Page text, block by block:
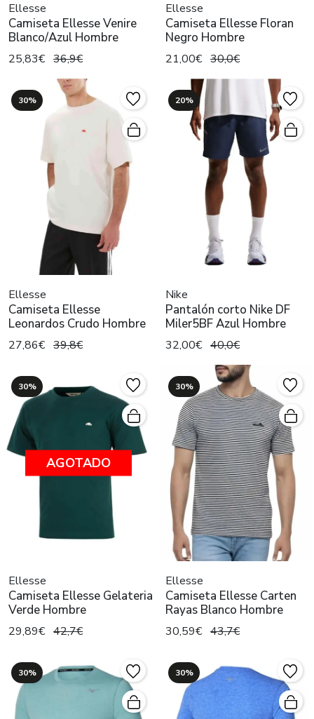
Ellesse
Camiseta Ellesse Venire
Blanco/Azul Hombre
25,83€ 36,9€
Ellesse
Camiseta Ellesse Floran
Negro Hombre
21,00€ 30,0€
30%
Ellesse
Camiseta Ellesse
Leonardos Crudo Hombre
27,86€ 39,8€
20%
Nike
Pantalón corto Nike DF
Miler5BF Azul Hombre
32,00€ 40,0€
30%
AGOTADO
Ellesse
Camiseta Ellesse Gelateria
Verde Hombre
29,89€ 42,7€
30%
Ellesse
Camiseta Ellesse Carten
Rayas Blanco Hombre
30,59€ 43,7€
30% 30%